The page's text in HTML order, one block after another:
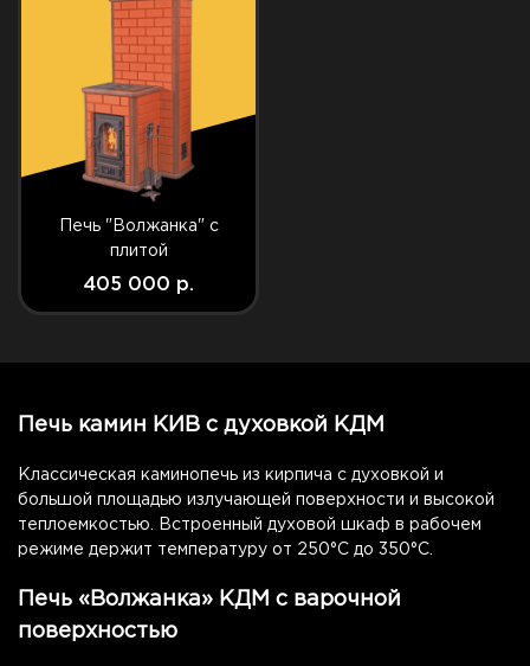
Печь "Волжанка" с
плитой
405 000 р.
Печь камин КИВ с духовкой КДМ
Классическая каминопечь из кирпича с духовкой и
большой площадью излучающей поверхности и высокой
теплоемкостью. Встроенный духовой шкаф в рабочем
режиме держит температуру от 250°С до 350°С.
Печь «Волжанка» КДМ с варочной
поверхностью